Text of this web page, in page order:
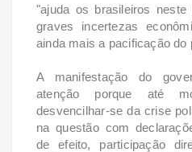
"ajuda os brasileiros
graves incertezas
ainda mais a pacificação do
A manifestação do
atenção porque até
desvencilhar-se da crise
na questão com
de efeito, participação